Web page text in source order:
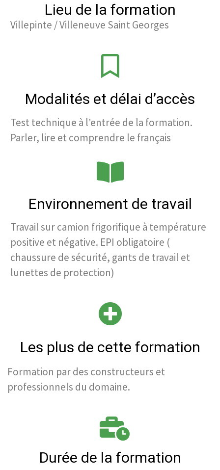
Lieu de la formation
Villepinte / Villeneuve Saint Georges
Modalités et délai d’accès
Test technique à l’entrée de la formation.
Parler, lire et comprendre le français
Environnement de travail
Travail sur camion frigorifique à température
positive et négative. EPI obligatoire (
chaussure de sécurité, gants de travail et
lunettes de protection)
Les plus de cette formation
Formation par des constructeurs et
professionnels du domaine.
Durée de la formation